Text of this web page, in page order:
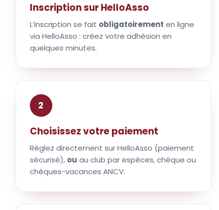
Inscription sur HelloAsso
L’inscription se fait obligatoirement en ligne
via HelloAsso : créez votre adhésion en
quelques minutes.
2
Choisissez votre paiement
Réglez directement sur HelloAsso (paiement
sécurisé), ou au club par espèces, chèque ou
chèques-vacances ANCV.